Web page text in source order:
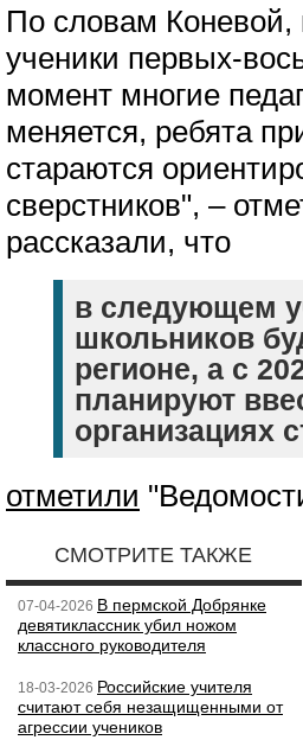
По словам Коневой,
ученики первых-
момент многие
меняется, ребята
стараются
сверстников", –
рассказали, что
в следующем
школьников
регионе, а с
планируют
организациях
отметили
СМОТРИТЕ ТАКЖЕ
07-04-2026 В пермской Добрянке
девятиклассник убил ножом
классного руководителя
18-03-2026 Российские учителя
считают себя незащищенными от
агрессии учеников